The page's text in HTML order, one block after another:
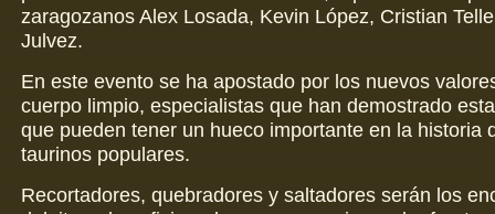
zaragozanos Alex Losada, Kevin López, Cristian
Julvez.
En este evento se ha apostado por los nuevos
cuerpo limpio, especialistas que han demostrado
que pueden tener un hueco importante en la historia
taurinos populares.
Recortadores, quebradores y saltadores serán los